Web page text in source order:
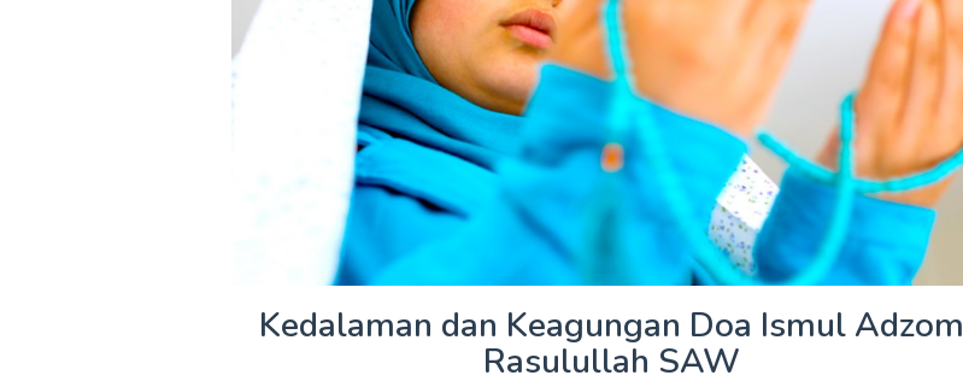
Kedalaman dan Keagungan Doa Ismul Adzom
Rasulullah SAW